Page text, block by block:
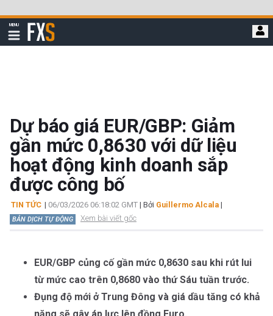
qua
đi
MENU
Hiển
thị
FXStreet
Dự báo giá EUR/GBP: Giảm
gần mức 0,8630 với dữ liệu
hoạt động kinh doanh sắp
được công bố
TIN TỨC | 06/03/2026 06:18:02 GMT | Bởi Guillermo Alcala |
BẢN DỊCH TỰ ĐỘNG Xem bài viết gốc
EUR/GBP củng cố gần mức 0,8630 sau khi rút lui
từ mức cao trên 0,8680 vào thứ Sáu tuần trước.
Đụng độ mới ở Trung Đông và giá dầu tăng có khả